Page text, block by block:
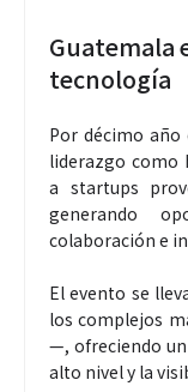
Guatemala
tecnología
Por décimo año
liderazgo como
a startups
generando
colaboración e
El evento se
los complejos
—, ofreciendo
alto nivel y la